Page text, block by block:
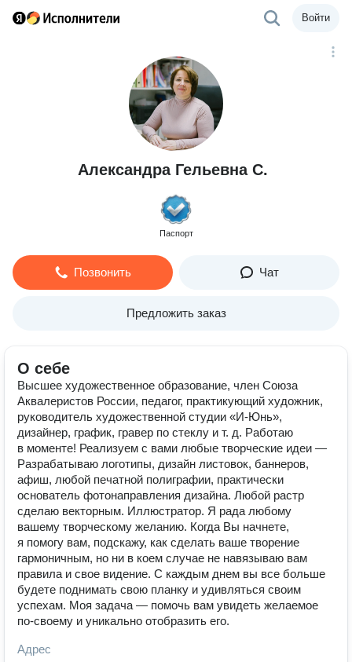
Войти
Александра Гельевна С.
Паспорт
Позвонить Чат
Предложить заказ
О себе
Высшее художественное образование, член Союза
Аквалеристов России, педагог, практикующий художник,
руководитель художественной студии «И-Юнь»,
дизайнер, график, гравер по стеклу и т. д. Работаю
в моменте! Реализуем с вами любые творческие идеи —
Разрабатываю логотипы, дизайн листовок, баннеров,
афиш, любой печатной полиграфии, практически
основатель фотонаправления дизайна. Любой растр
сделаю векторным. Иллюстратор. Я рада любому
вашему творческому желанию. Когда Вы начнете,
я помогу вам, подскажу, как сделать ваше творение
гармоничным, но ни в коем случае не навязываю вам
правила и свое видение. С каждым днем вы все больше
будете поднимать свою планку и удивляться своим
успехам. Моя задача — помочь вам увидеть желаемое
по-своему и уникально отобразить его.
Адрес